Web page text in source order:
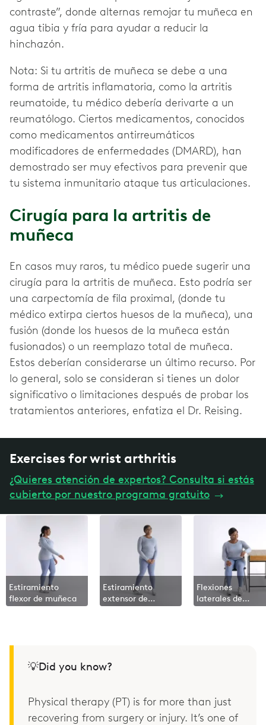
contraste”, donde alternas remojar tu muñeca en
agua tibia y fría para ayudar a reducir la
hinchazón.
Nota: Si tu artritis de muñeca se debe a una
forma de artritis inflamatoria, como la artritis
reumatoide, tu médico debería derivarte a un
reumatólogo. Ciertos medicamentos, conocidos
como medicamentos antirreumáticos
modificadores de enfermedades (DMARD), han
demostrado ser muy efectivos para prevenir que
tu sistema inmunitario ataque tus articulaciones.
Cirugía para la artritis de
muñeca
En casos muy raros, tu médico puede sugerir una
cirugía para la artritis de muñeca. Esto podría ser
una carpectomía de fila proximal, (donde tu
médico extirpa ciertos huesos de la muñeca), una
fusión (donde los huesos de la muñeca están
fusionados) o un reemplazo total de muñeca.
Estos deberían considerarse un último recurso. Por
lo general, solo se consideran si tienes un dolor
significativo o limitaciones después de probar los
tratamientos anteriores, enfatiza el Dr. Reising.
Exercises for wrist arthritis
¿Quieres atención de expertos? Consulta si estás
cubierto por nuestro programa gratuito →
Estiramiento
flexor de muñeca
Estiramiento
extensor de
Flexiones
laterales de
💡Did you know?
Physical therapy (PT) is for more than just
recovering from surgery or injury. It’s one of